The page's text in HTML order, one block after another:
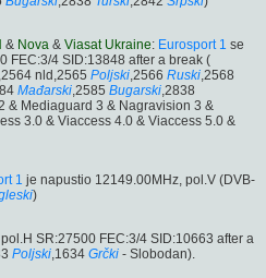
& Nova & Viasat Ukraine: Eurosport 1 se
FEC:3/4 SID:13848 after a break (
,2564 nld,2565 Poljski,2566 Ruski,2568
Mađarski,2585 Bugarski,2838
& Mediaguard 3 & Nagravision 3 &
3.0 & Viaccess 4.0 & Viaccess 5.0 &
1 je napustio 12149.00MHz, pol.V (DVB-
)
SR:27500 FEC:3/4 SID:10663 after a
Poljski,1634 Grčki - Slobodan).